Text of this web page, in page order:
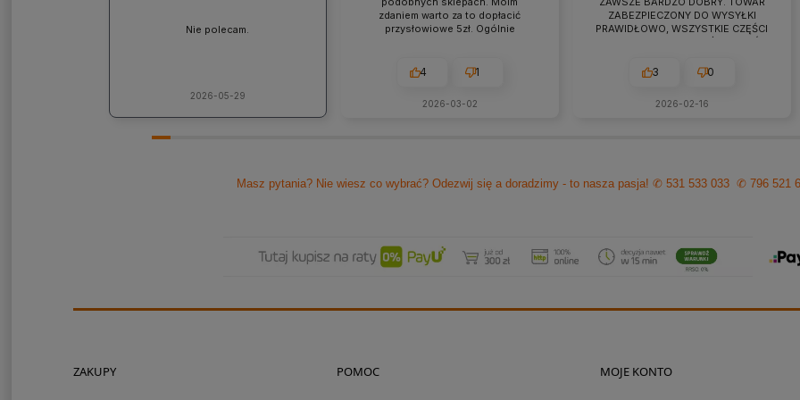
Nie polecam.
2026-05-29
zdaniem warto za to dopłacić
przysłowiowe 5zł. Ogólnie
jakieś problemy zawsze można
liczyć na szybką pomoc czy
Polecam z czystym sumieniem!
4 1
2026-03-02
ZABEZPIECZONY DO WYSYŁKI
PRAWIDŁOWO, WSZYSTKIE CZĘŚCI
BYŁY W ZESTAWIE. jEŻELI KTOŚ
WARTO TUTAJ
3 0
2026-02-16
Masz pytania? Nie wiesz co wybrać? Odezwij się a doradzimy - to nasza pasja!✆ 531 533 033 ✆ 796 521
ZAKUPY POMOC MOJE KONTO